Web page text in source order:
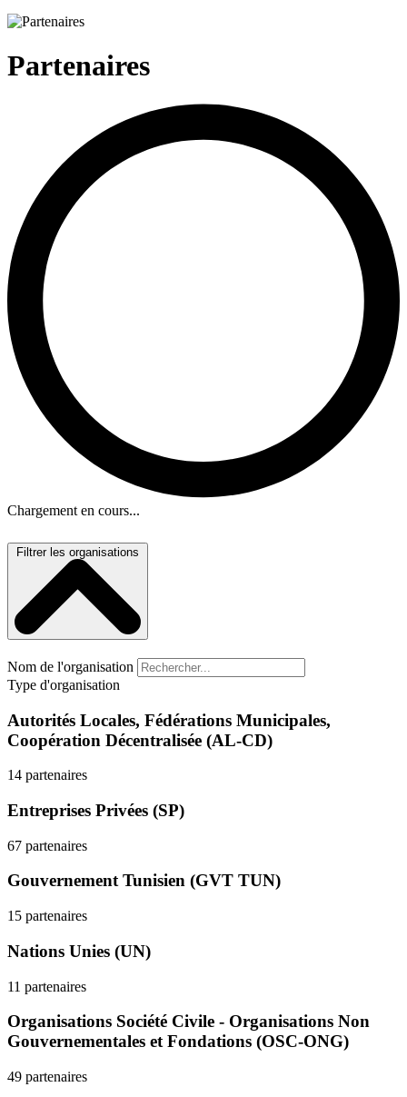
Partenaires
Chargement en cours...
Filtrer les organisations
Nom de l'organisation
Type d'organisation
Autorités Locales, Fédérations Municipales,
Coopération Décentralisée (AL-CD)
14 partenaires
Entreprises Privées (SP)
67 partenaires
Gouvernement Tunisien (GVT TUN)
15 partenaires
Nations Unies (UN)
11 partenaires
Organisations Société Civile - Organisations Non
Gouvernementales et Fondations (OSC-ONG)
49 partenaires